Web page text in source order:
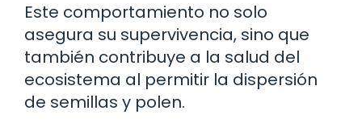
Este comportamiento no solo
asegura su supervivencia, sino que
también contribuye a la salud del
ecosistema al permitir la dispersión
de semillas y polen.